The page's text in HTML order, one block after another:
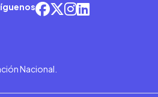
Nacional.